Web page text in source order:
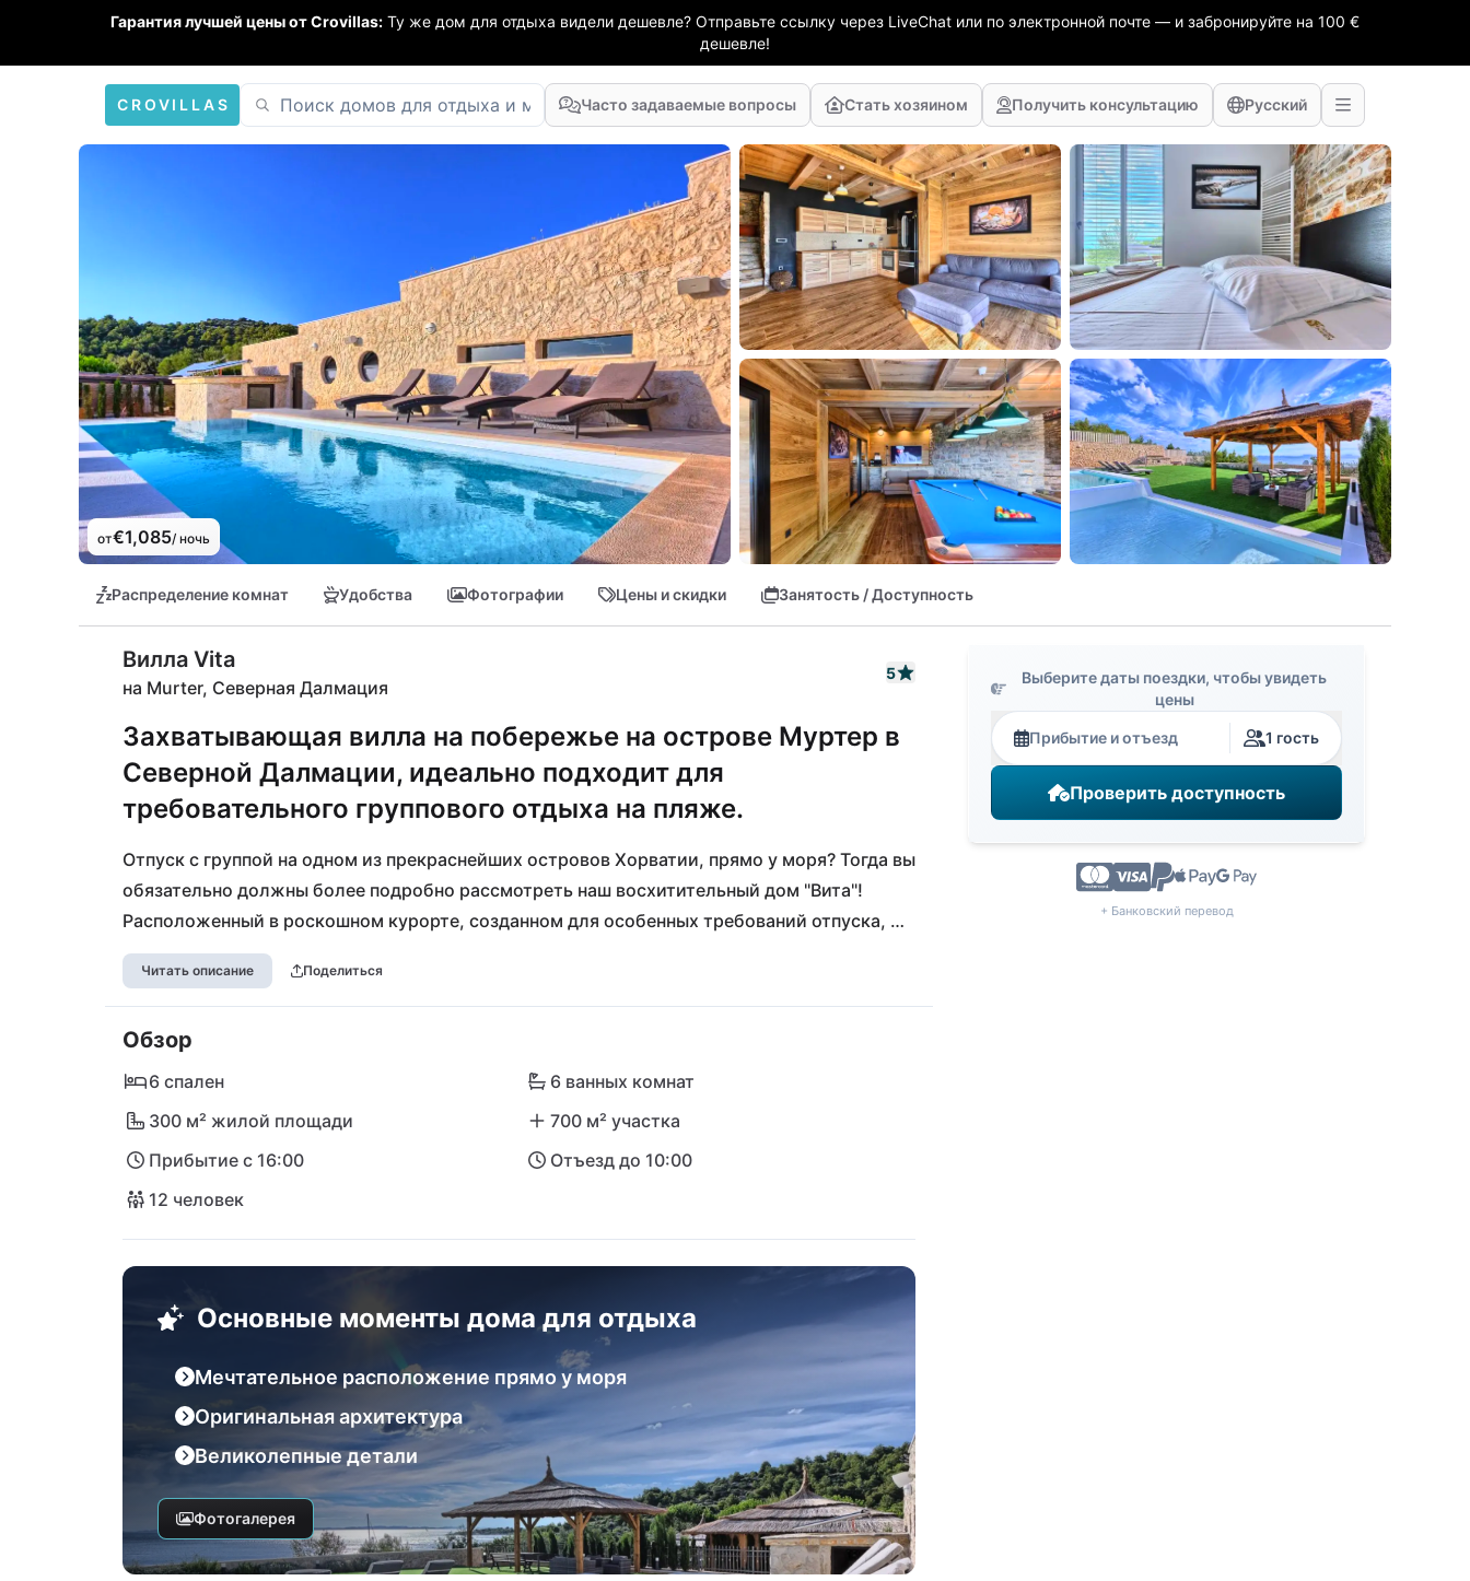
Гарантия лучшей цены от Crovillas: Ту же дом для отдыха видели дешевле? Отправьте ссылку через LiveChat или по электронной почте — и забронируйте на 100 €
дешевле!
CROVILLAS Часто задаваемые вопросы Стать хозяином Получить консультацию Русский
от€1,085/ ночь
Распределение комнат Удобства Фотографии Цены и скидки Занятость / Доступность
Вилла Vita
на Murter, Северная Далмация
5
Захватывающая вилла на побережье на острове Муртер в
Северной Далмации, идеально подходит для
требовательного группового отдыха на пляже.
Отпуск с группой на одном из прекраснейших островов Хорватии, прямо у моря? Тогда вы
обязательно должны более подробно рассмотреть наш восхитительный дом "Вита"!
Расположенный в роскошном курорте, созданном для особенных требований отпуска,
мы находим этот просторный уголок отдыха с великолепным видом на архипелаг
Корнати и другие прекрасные острова региона Шибеник. Здесь, как уже говорит
название, нужно жить! Остров Муртер можно добраться на автомобиле через мост в
Тишно, а аэропорты в Задаре и Сплите отделяют вас всего час езды на автомобиле!
Читать описание Поделиться
Обзор
6 спален
6 ванных комнат
300 м² жилой площади
700 м² участка
Прибытие с 16:00
Отъезд до 10:00
12 человек
Основные моменты дома для отдыха
Мечтательное расположение прямо у моря
Оригинальная архитектура
Великолепные детали
Фотогалерея
Выберите даты поездки, чтобы увидеть
цены
Прибытие и отъезд 1 гость
Проверить доступность
+ Банковский перевод